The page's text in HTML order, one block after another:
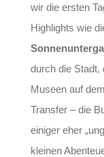
wir die ersten
Highlights wie
durch die Stadt,
Museen auf
Transfer – die
einiger eher
kleinen